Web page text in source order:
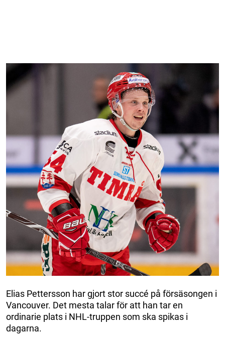
Elias Pettersson har gjort stor succé på försäsongen i
Vancouver. Det mesta talar för att han tar en
ordinarie plats i NHL-truppen som ska spikas i
dagarna.